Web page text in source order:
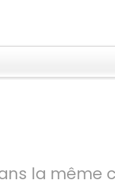
la même